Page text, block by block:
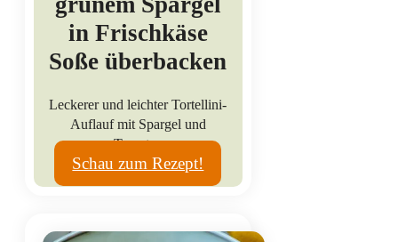
in Frischkäse
Soße überbacken
Leckerer und leichter Tortellini-
Auflauf mit Spargel und
Tomaten
Schau zum Rezept!